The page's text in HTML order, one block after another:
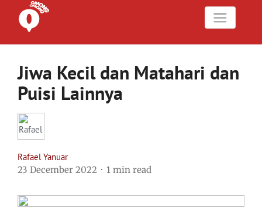
Jiwa Kecil dan Matahari dan
Puisi Lainnya
Rafael Yanuar
23 December 2022
1 min read